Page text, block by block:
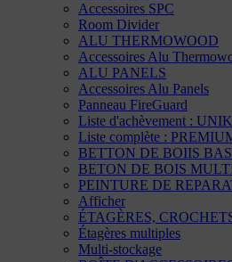
Accessoires SPC
Room Divider
ALU THERMOWOOD
Accessoires Alu
ALU PANELS
Accessoires Alu Panels
Panneau FireGuard
Liste d'achèvement :
Liste complète :
BETTON DE BOIIS
BETON DE BOIS
PEINTURE DE
Afficher
ÉTAGÈRES,
Étagères multiples
Multi-stockage